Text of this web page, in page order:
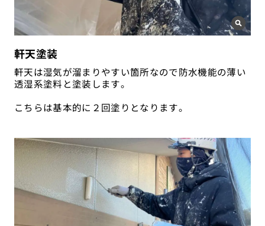
軒天塗装
軒天は湿気が溜まりやすい箇所なので防水機能の薄い
透湿系塗料と塗装します。
こちらは基本的に２回塗りとなります。